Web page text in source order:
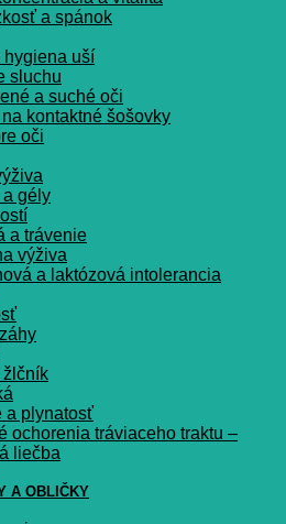
a spánok
hygiena uší
sluchu
a suché oči
kontaktné šošovky
oči
a gély
a trávenie
výživa
a laktózová intolerancia
žlčník
a plynatosť
ochorenia tráviaceho traktu –
liečba
A OBLIČKY